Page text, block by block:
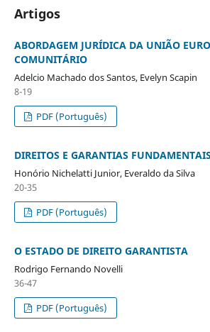
Artigos
ABORDAGEM JURÍDICA DA UNIÃO
COMUNITÁRIO
Adelcio Machado dos Santos, Evelyn Scapin
8-19
PDF (Português)
DIREITOS E GARANTIAS FUNDAMENTAIS
Honório Nichelatti Junior, Everaldo da Silva
20-35
PDF (Português)
O ESTADO DE DIREITO GARANTISTA
Rodrigo Fernando Novelli
36-47
PDF (Português)